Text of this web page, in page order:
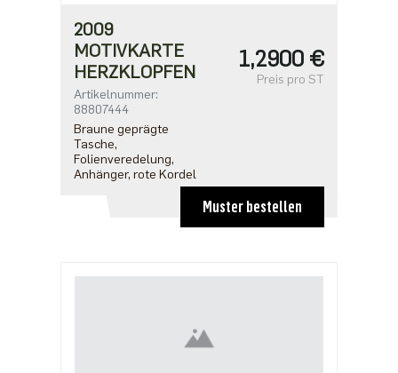
2009
MOTIVKARTE
HERZKLOPFEN
Artikelnummer:
88807444
Braune geprägte
Tasche,
Folienveredelung,
Anhänger, rote Kordel
1,2900 €
Preis pro ST
Muster bestellen